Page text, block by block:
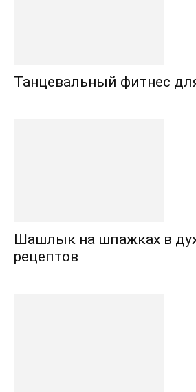
Танцевальный фитнес
Шашлык на шпажках в
рецептов